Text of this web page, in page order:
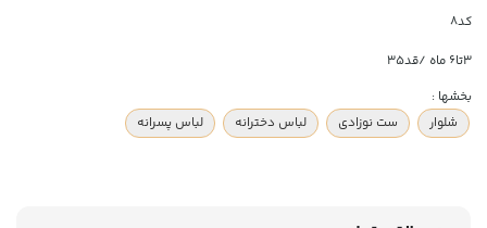
کد8
۳تا۶ ماه /قد۳۵
بخشها :
شلوار
ست نوزادی لباس دخترانه لباس پسرانه